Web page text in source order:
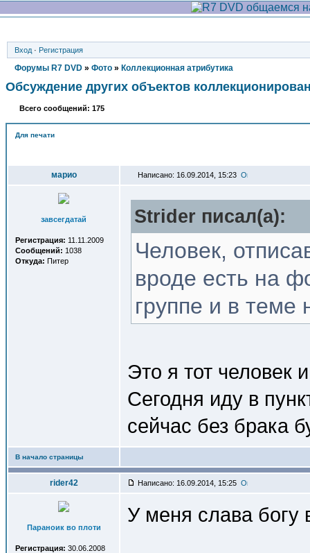
Вход · Регистрация
Форумы R7 DVD » Фото » Коллекционная атрибутика
Обсуждение других объектов
Всего сообщений: 175
Для печати
марио Написано: 16.09.2014, 15:23
завсегдатай
Регистрация: 11.11.2009
Сообщений: 1038
Откуда: Питер
Strider писал(a):
Человек,
вроде есть на
группе и в
Это я тот человек
Сегодня иду в
сейчас без брака
В начало страницы
rider42 Написано: 16.09.2014, 15:25
Параноик во плоти
Регистрация: 30.06.2008
У меня слава богу